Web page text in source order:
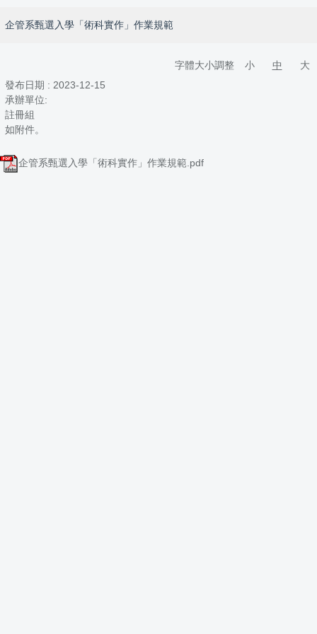
企管系甄選入學「術科實作」作業規範
字體大小調整 小 中
大
發布日期 : 2023-12-15
承辦單位:
註冊組
如附件。
企管系甄選入學「術科實作」作業規範.pdf